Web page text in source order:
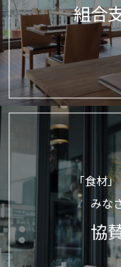
組合
「食材
みな
協